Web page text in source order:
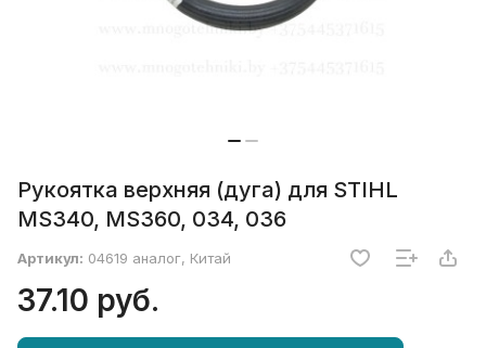
Рукоятка верхняя (дуга) для STIHL
MS340, MS360, 034, 036
Артикул: 04619 аналог, Китай
37.10 руб.